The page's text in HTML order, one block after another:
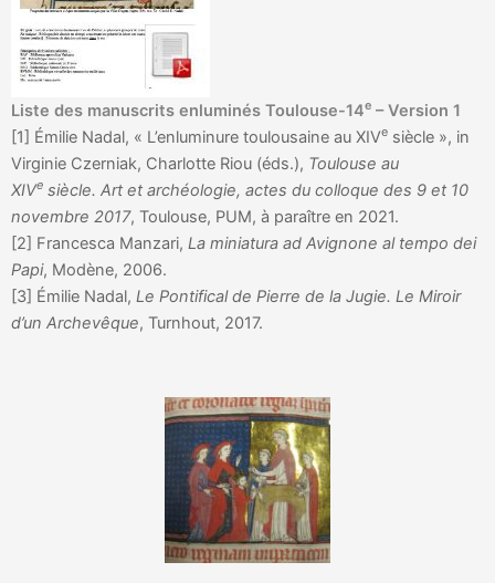
Liste des manuscrits enluminés Toulouse-14e – Version 1
[1] Émilie Nadal, « L’enluminure toulousaine au XIVe siècle », in
Virginie Czerniak, Charlotte Riou (éds.), Toulouse au
XIVe siècle. Art et archéologie, actes du colloque des 9 et 10
novembre 2017, Toulouse, PUM, à paraître en 2021.
[2] Francesca Manzari, La miniatura ad Avignone al tempo dei
Papi, Modène, 2006.
[3] Émilie Nadal, Le Pontifical de Pierre de la Jugie. Le Miroir
d’un Archevêque, Turnhout, 2017.